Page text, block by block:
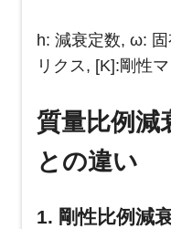
h: 減衰定数, ω:
リクス, [K]:剛性
質量比例減
との違い
1. 剛性比例減